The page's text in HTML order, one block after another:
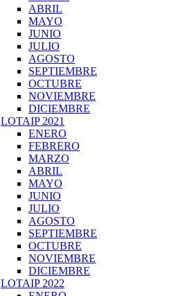
ABRIL
MAYO
JUNIO
JULIO
AGOSTO
SEPTIEMBRE
OCTUBRE
NOVIEMBRE
DICIEMBRE
LOTAIP 2021
ENERO
FEBRERO
MARZO
ABRIL
MAYO
JUNIO
JULIO
AGOSTO
SEPTIEMBRE
OCTUBRE
NOVIEMBRE
DICIEMBRE
LOTAIP 2022